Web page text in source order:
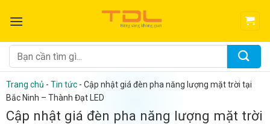
qua
dung
Tìm
kiếm:
Trang chủ - Tin tức - Cập nhật giá đèn pha năng lượng mặt trời tại
Bắc Ninh – Thành Đạt LED
Cập nhật giá đèn pha năng lượng mặt trời